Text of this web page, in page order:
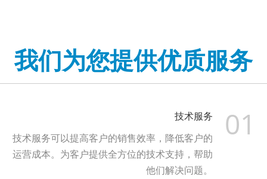
我们为您提供优质服务
01
技术服务
技术服务可以提高客户的销售效率，降低客户的
运营成本。为客户提供全方位的技术支持，帮助
他们解决问题。